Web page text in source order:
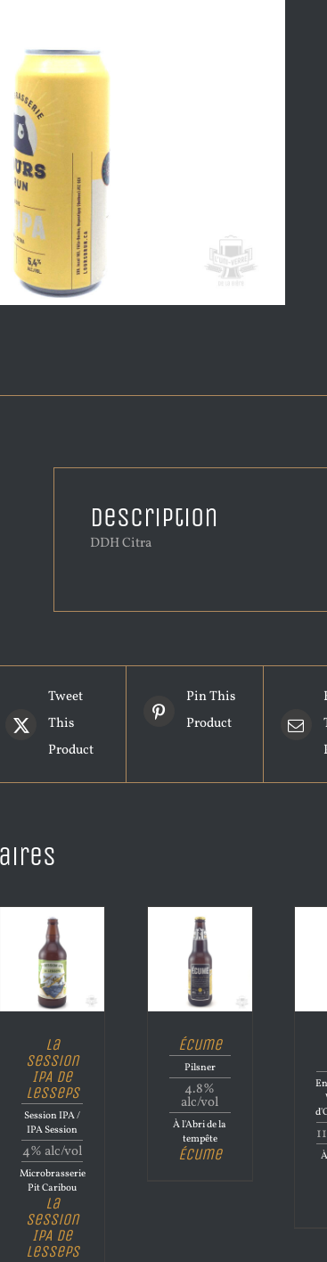
Description
DDH Citra
Tweet
This
Product
Pin This
Product
La
Session
IPA de
Lesseps
Session IPA /
IPA Session
4% alc/vol
Microbrasserie
Pit Caribou
La
Session
IPA de
Lesseps
Écume
Pilsner
4.8%
alc/vol
À l'Abri de la
tempête
Écume